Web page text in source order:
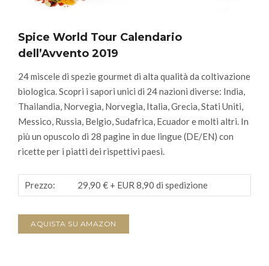
Spice World Tour Calendario
dell’Avvento 2019
24 miscele di spezie gourmet di alta qualità da coltivazione
biologica. Scopri i sapori unici di 24 nazioni diverse: India,
Thailandia, Norvegia, Norvegia, Italia, Grecia, Stati Uniti,
Messico, Russia, Belgio, Sudafrica, Ecuador e molti altri. In
più un opuscolo di 28 pagine in due lingue (DE/EN) con
ricette per i piatti dei rispettivi paesi.
Prezzo: 29,90 € + EUR 8,90 di spedizione
AQUISTA SU AMAZON